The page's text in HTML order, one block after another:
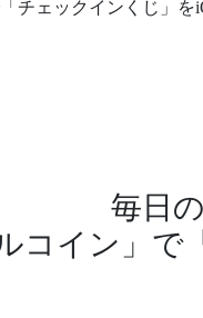
チェックインくじ」
毎日
コイン」で